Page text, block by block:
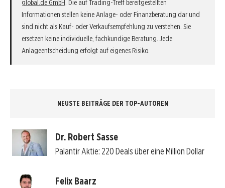
global.de GmbH . Die auf Trading-Treff bereitgestellten
Informationen stellen keine Anlage- oder Finanzberatung dar und
sind nicht als Kauf- oder Verkaufsempfehlung zu verstehen. Sie
ersetzen keine individuelle, fachkundige Beratung. Jede
Anlageentscheidung erfolgt auf eigenes Risiko.
NEUSTE BEITRÄGE DER TOP-AUTOREN
Dr. Robert Sasse
Palantir Aktie: 220 Deals über eine Million Dollar
Felix Baarz